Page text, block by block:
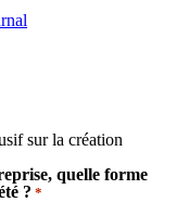
sur la création
quelle forme
? *